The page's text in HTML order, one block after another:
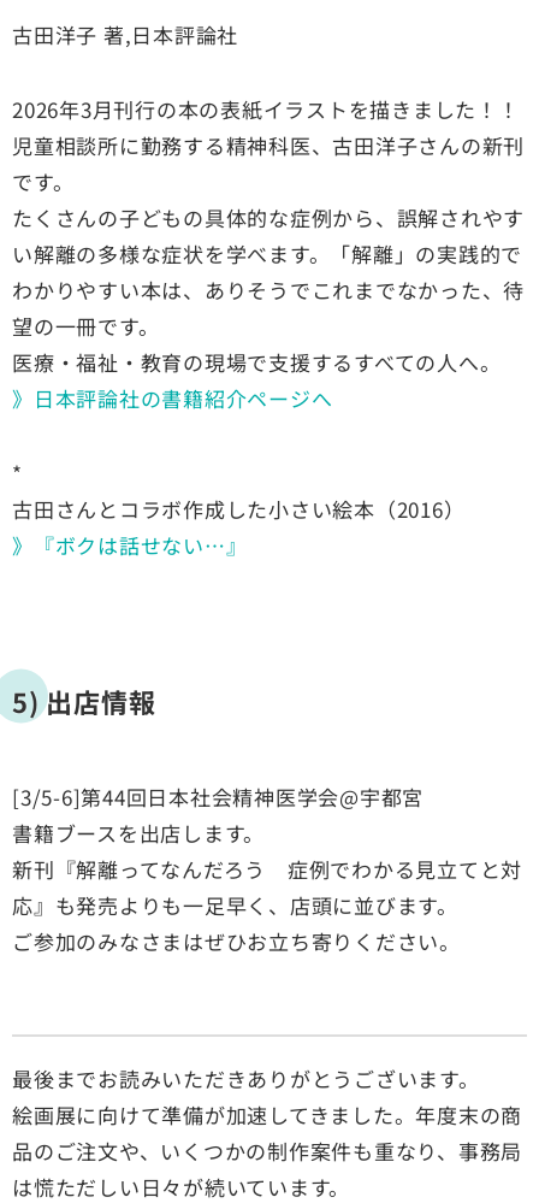
古田洋子 著,日本評論社
2026年3月刊行の本の表紙イラストを描きました！！
児童相談所に勤務する精神科医、古田洋子さんの新刊
です。
たくさんの子どもの具体的な症例から、誤解されやす
い解離の多様な症状を学べます。「解離」の実践的で
わかりやすい本は、ありそうでこれまでなかった、待
望の一冊です。
医療・福祉・教育の現場で支援するすべての人へ。
》日本評論社の書籍紹介ページへ
*
古田さんとコラボ作成した小さい絵本（2016）
》『ボクは話せない…』
5) 出店情報
[3/5-6]第44回日本社会精神医学会@宇都宮
書籍ブースを出店します。
新刊『解離ってなんだろう 症例でわかる見立てと対
応』も発売よりも一足早く、店頭に並びます。
ご参加のみなさまはぜひお立ち寄りください。
最後までお読みいただきありがとうございます。
絵画展に向けて準備が加速してきました。年度末の商
品のご注文や、いくつかの制作案件も重なり、事務局
は慌ただしい日々が続いています。